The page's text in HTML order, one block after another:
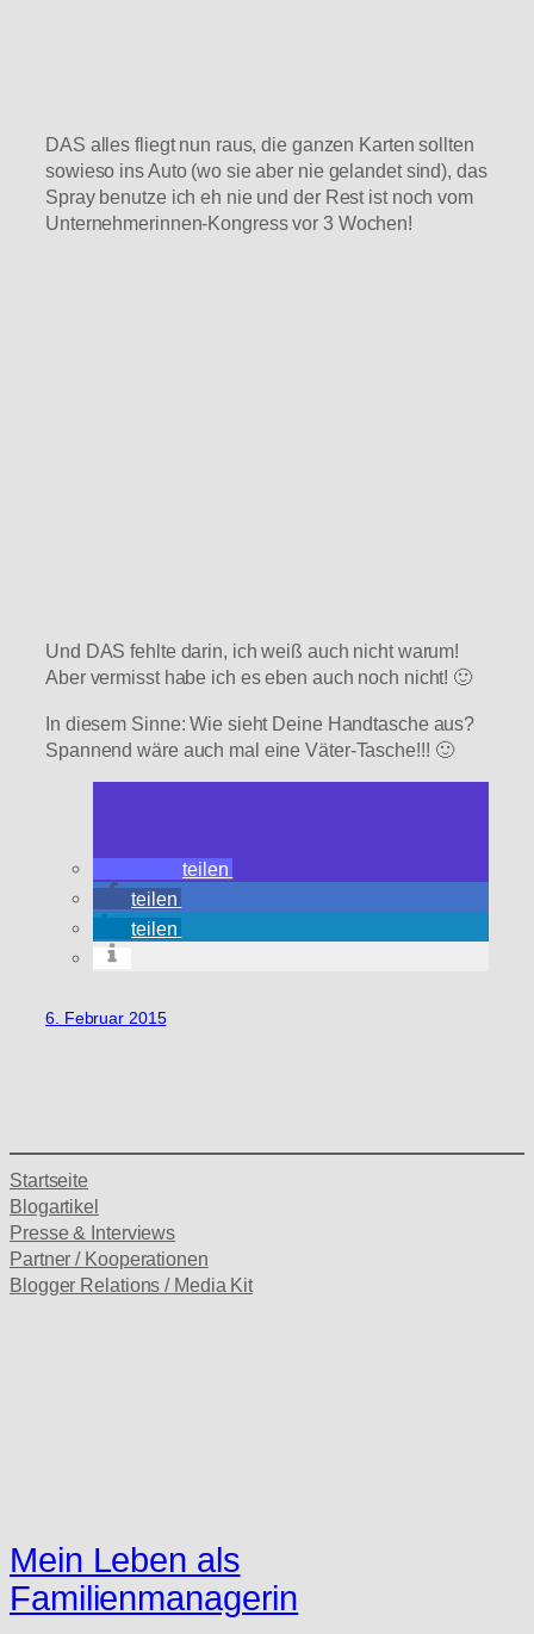
DAS alles fliegt nun raus, die ganzen Karten sollten
sowieso ins Auto (wo sie aber nie gelandet sind), das
Spray benutze ich eh nie und der Rest ist noch vom
Unternehmerinnen-Kongress vor 3 Wochen!
Und DAS fehlte darin, ich weiß auch nicht warum!
Aber vermisst habe ich es eben auch noch nicht! 🙂
In diesem Sinne: Wie sieht Deine Handtasche aus?
Spannend wäre auch mal eine Väter-Tasche!!! 🙂
teilen
teilen
teilen
6. Februar 2015
Startseite
Blogartikel
Presse & Interviews
Partner / Kooperationen
Blogger Relations / Media Kit
Mein Leben als
Familienmanagerin